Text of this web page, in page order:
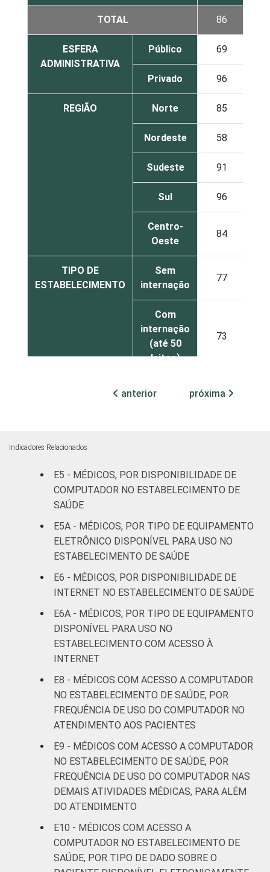
TOTAL 86
ESFERA
ADMINISTRATIVA
Público 69
Privado 96
REGIÃO Norte 85
Nordeste 58
Sudeste 91
Sul 96
Centro-
Oeste
84
TIPO DE
ESTABELECIMENTO
Sem
internação
77
Com
internação
(até 50
leitos)
73
FAIXA ETÁRIA
Até 35
75
De 36 a 50
anos
89
De 51
anos ou
mais
92
¹Cada item apresentado se refere apenas
aos resultados da alternativa "Sim".
Estudos para o Desenvolvimento da
Sociedade da Informação (Cetic.br),
Pesquisa sobre o uso das Tecnologias de
Informação e Comunicação nos
estabelecimentos de saúde brasileiros - TIC
Saúde 2016.
anterior próxima
Indicadores Relacionados
E5 - MÉDICOS, POR DISPONIBILIDADE DE
COMPUTADOR NO ESTABELECIMENTO DE
SAÚDE
E5A - MÉDICOS, POR TIPO DE EQUIPAMENTO
ELETRÔNICO DISPONÍVEL PARA USO NO
ESTABELECIMENTO DE SAÚDE
E6 - MÉDICOS, POR DISPONIBILIDADE DE
INTERNET NO ESTABELECIMENTO DE SAÚDE
E6A - MÉDICOS, POR TIPO DE EQUIPAMENTO
DISPONÍVEL PARA USO NO
ESTABELECIMENTO COM ACESSO À
INTERNET
E8 - MÉDICOS COM ACESSO A COMPUTADOR
NO ESTABELECIMENTO DE SAÚDE, POR
FREQUÊNCIA DE USO DO COMPUTADOR NO
ATENDIMENTO AOS PACIENTES
E9 - MÉDICOS COM ACESSO A COMPUTADOR
NO ESTABELECIMENTO DE SAÚDE, POR
FREQUÊNCIA DE USO DO COMPUTADOR NAS
DEMAIS ATIVIDADES MÉDICAS, PARA ALÉM
DO ATENDIMENTO
E10 - MÉDICOS COM ACESSO A
COMPUTADOR NO ESTABELECIMENTO DE
SAÚDE, POR TIPO DE DADO SOBRE O